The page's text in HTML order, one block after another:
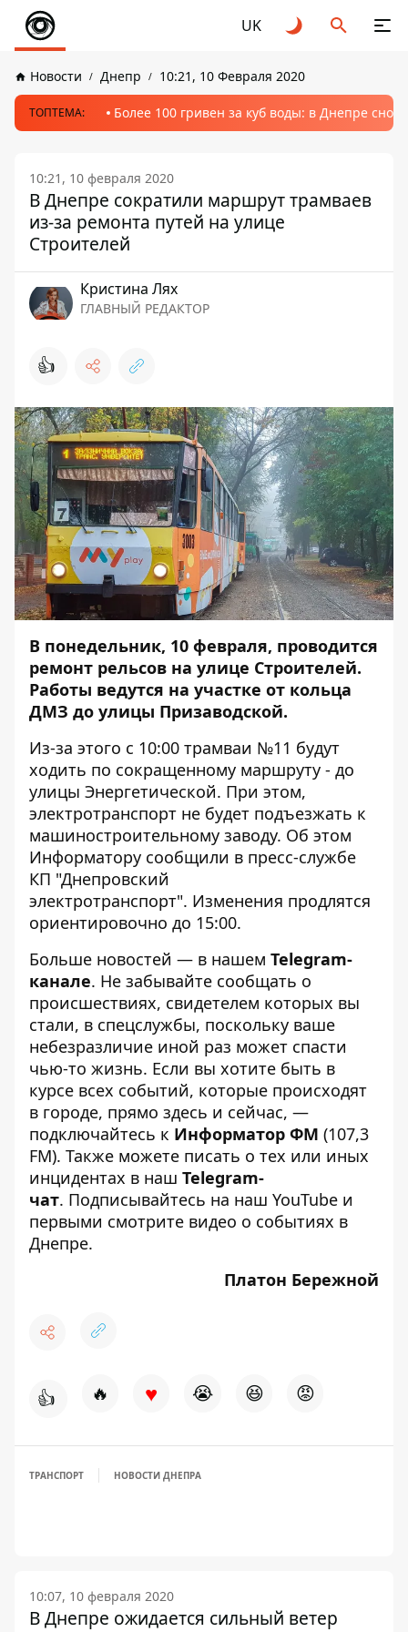
UK
Новости Днепр 10:21, 10 Февраля 2020
ТОПТЕМА: Более 100 гривен за куб воды: в Днепре
10:21, 10 февраля 2020
В Днепре сократили маршрут трамваев
из-за ремонта путей на улице
Строителей
Кристина Лях
ГЛАВНЫЙ РЕДАКТОР
👍
В понедельник, 10 февраля, проводится
ремонт рельсов на улице Строителей.
Работы ведутся на участке от кольца
ДМЗ до улицы Призаводской.
Из-за этого с 10:00 трамваи №11 будут
ходить по сокращенному маршруту - до
улицы Энергетической. При этом,
электротранспорт не будет подъезжать к
машиностроительному заводу. Об этом
Информатору сообщили в пресс-службе
КП "Днепровский
электротранспорт". Изменения продлятся
ориентировочно до 15:00.
Больше новостей — в нашем Telegram-
канале. Не забывайте сообщать о
происшествиях, свидетелем которых вы
стали, в спецслужбы, поскольку ваше
небезразличие иной раз может спасти
чью-то жизнь. Если вы хотите быть в
курсе всех событий, которые происходят
в городе, прямо здесь и сейчас, —
подключайтесь к Информатор ФМ (107,3
FM). Также можете писать о тех или иных
инцидентах в наш Telegram-
чат. Подписывайтесь на наш YouTube и
первыми смотрите видео о событиях в
Днепре.
Платон Бережной
👍 🔥 ♥ 😭 😆 😡
ТРАНСПОРТ НОВОСТИ ДНЕПРА
10:07, 10 февраля 2020
В Днепре ожидается сильный ветер